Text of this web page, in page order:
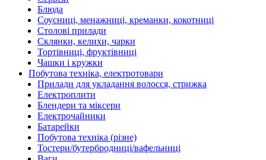
Блюда
Соусниці, менажниці, креманки, кокотниці
Столові прилади
Склянки, келихи, чарки
Тортівниці, фруктівниці
Чашки і кружки
Побутова техніка, електротовари
Прилади для укладання волосся, стрижка
Електроплити
Блендери та міксери
Електрочайники
Батарейки
Побутова техніка (різне)
Тостери/бутербродниці/вафельниці